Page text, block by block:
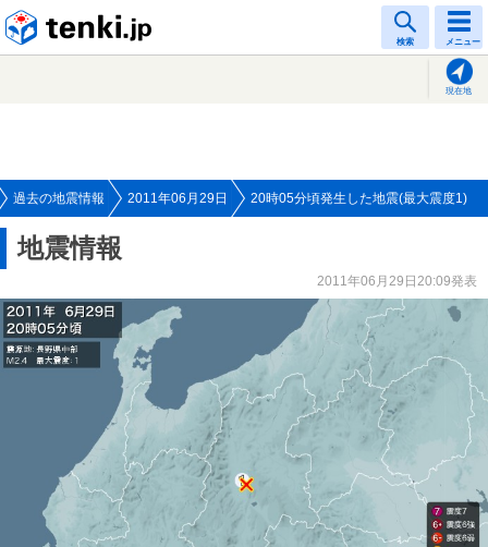
検索 メニュー
現在地
過去の地震情報 2011年06月29日 20時05分頃発生した地震(最大震度1)
地震情報
2011年06月29日20:09発表